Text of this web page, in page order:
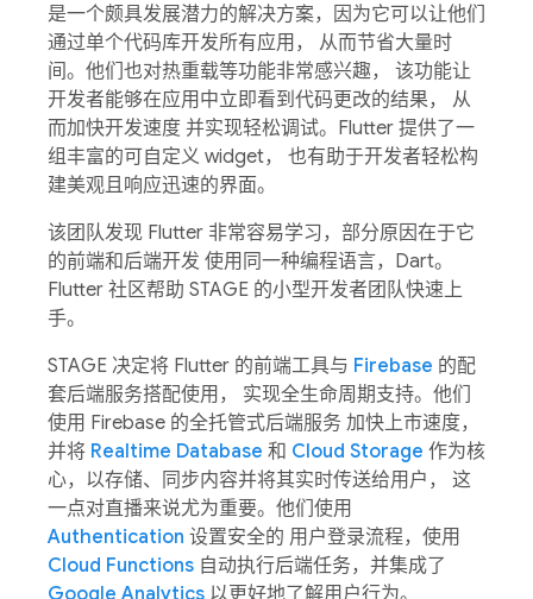
是一个颇具发展潜力的解决方案，因为它可以让他们
通过单个代码库开发所有应用， 从而节省大量时
间。他们也对热重载等功能非常感兴趣， 该功能让
开发者能够在应用中立即看到代码更改的结果， 从
而加快开发速度 并实现轻松调试。Flutter 提供了一
组丰富的可自定义 widget， 也有助于开发者轻松构
建美观且响应迅速的界面。
该团队发现 Flutter 非常容易学习，部分原因在于它
的前端和后端开发 使用同一种编程语言，Dart。
Flutter 社区帮助 STAGE 的小型开发者团队快速上
手。
STAGE 决定将 Flutter 的前端工具与 Firebase 的配
套后端服务搭配使用， 实现全生命周期支持。他们
使用 Firebase 的全托管式后端服务 加快上市速度，
并将 Realtime Database 和 Cloud Storage 作为核
心，以存储、同步内容并将其实时传送给用户， 这
一点对直播来说尤为重要。他们使用
Authentication 设置安全的 用户登录流程，使用
Cloud Functions 自动执行后端任务，并集成了